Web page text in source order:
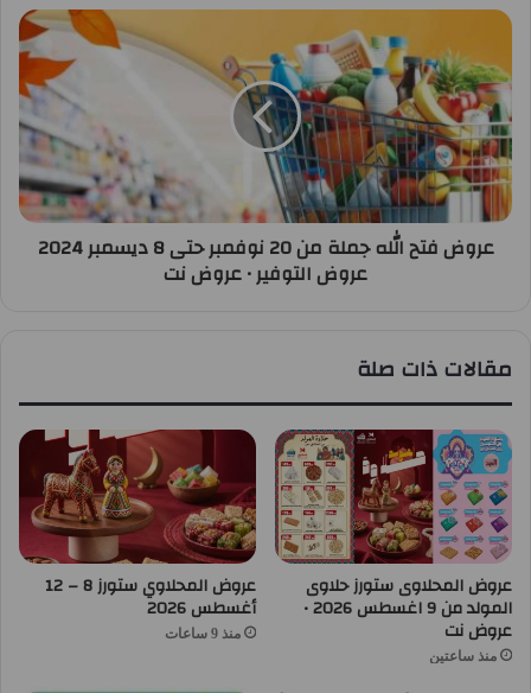
عروض فتح الله جملة من 20 نوفمبر حتى 8 ديسمبر 2024
عروض التوفير • عروض نت
مقالات ذات صلة
عروض المحلاوى ستورز حلاوى
المولد من 9 اغسطس 2026 •
عروض نت
منذ ساعتين
عروض المحلاوي ستورز 8 – 12
أغسطس 2026
منذ 9 ساعات